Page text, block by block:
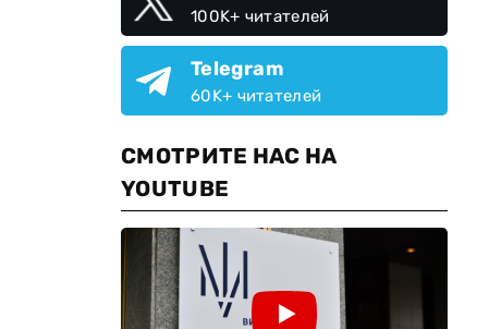
100K+ читателей
Telegram
60K+ читателей
СМОТРИТЕ НАС НА
YOUTUBE